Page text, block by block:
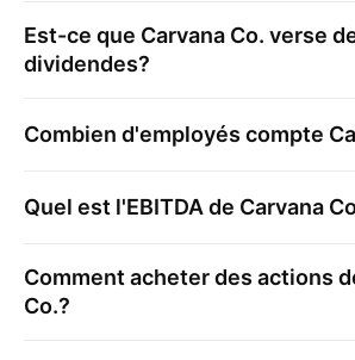
Est-ce que Carvana Co. verse
dividendes?
Combien d'employés compte
Quel est l'EBITDA de Carvana
Comment acheter des actions
Co.?